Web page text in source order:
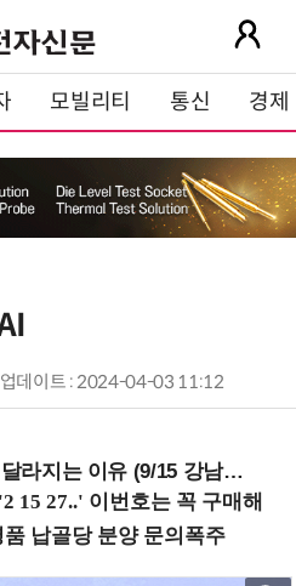
모빌리티 통신 경제
업데이트 : 2024-04-03 11:12
지는 이유 (9/15 강남역)